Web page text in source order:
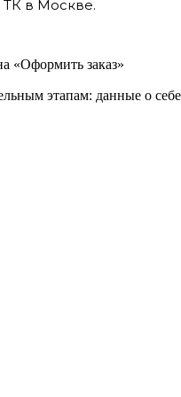
ТК в Москве.
«Оформить заказ»
этапам: данные о